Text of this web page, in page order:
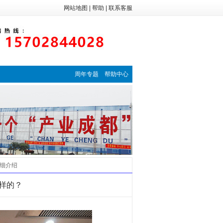
网站地图 帮助 联系客服
周年专题 帮助中心
介绍
的？